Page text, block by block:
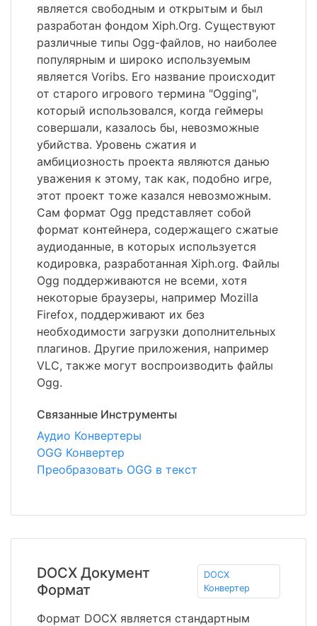
является свободным и открытым и был
разработан фондом Xiph.Org. Существуют
различные типы Ogg-файлов, но наиболее
популярным и широко используемым
является Voribs. Его название происходит
от старого игрового термина "Ogging",
который использовался, когда геймеры
совершали, казалось бы, невозможные
убийства. Уровень сжатия и
амбициозность проекта являются данью
уважения к этому, так как, подобно игре,
этот проект тоже казался невозможным.
Сам формат Ogg представляет собой
формат контейнера, содержащего сжатые
аудиоданные, в которых используется
кодировка, разработанная Xiph.org. Файлы
Ogg поддерживаются не всеми, хотя
некоторые браузеры, например Mozilla
Firefox, поддерживают их без
необходимости загрузки дополнительных
плагинов. Другие приложения, например
VLC, также могут воспроизводить файлы
Ogg.
Связанные Инструменты
Аудио Конвертеры
OGG Конвертер
Преобразовать OGG в текст
DOCX Документ
Формат
DOCX
Конвертер
Формат DOCX является стандартным